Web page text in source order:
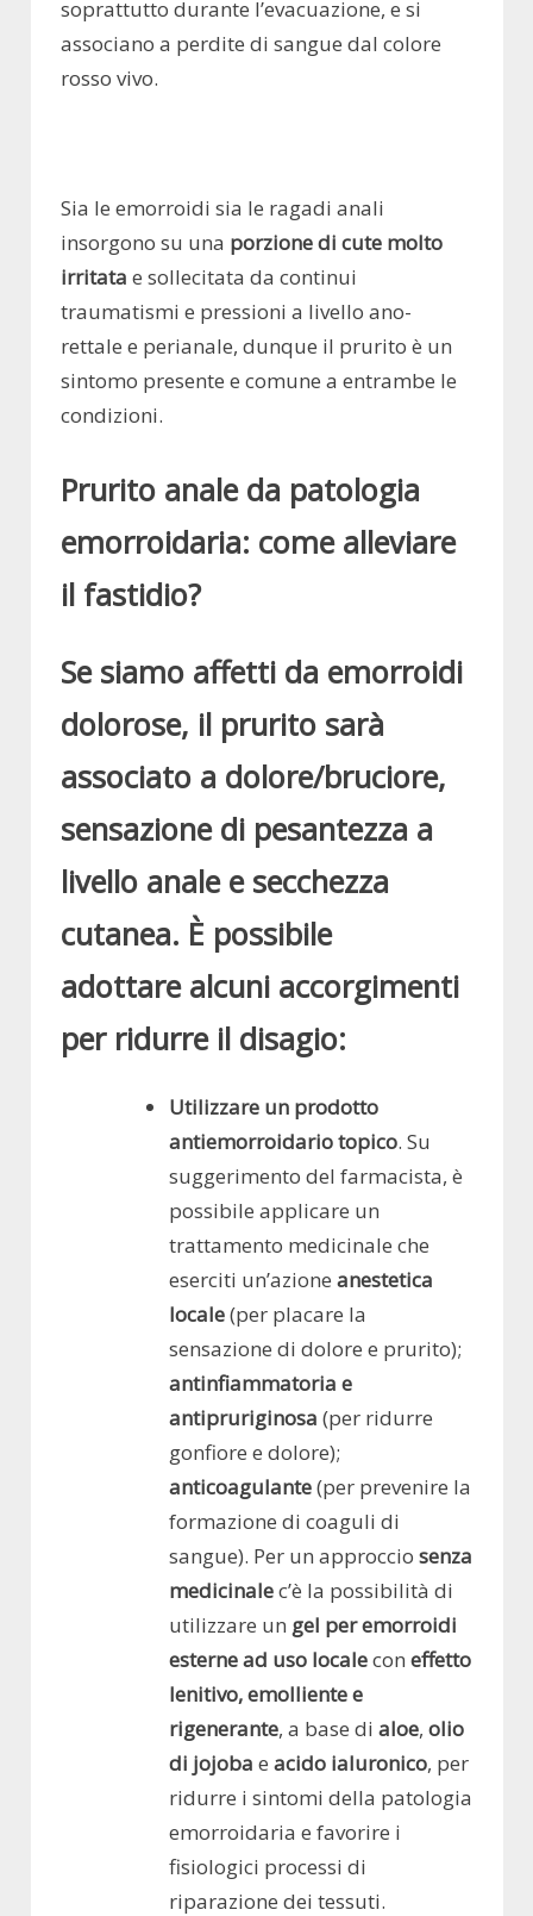
soprattutto durante l’evacuazione, e si
associano a perdite di sangue dal colore
rosso vivo.
Sia le emorroidi sia le ragadi anali
insorgono su una porzione di cute molto
irritata e sollecitata da continui
traumatismi e pressioni a livello ano-
rettale e perianale, dunque il prurito è un
sintomo presente e comune a entrambe le
condizioni.
Prurito anale da patologia
emorroidaria: come alleviare
il fastidio?
Se siamo affetti da emorroidi
dolorose, il prurito sarà
associato a dolore/bruciore,
sensazione di pesantezza a
livello anale e secchezza
cutanea. È possibile
adottare alcuni accorgimenti
per ridurre il disagio:
Utilizzare un prodotto
antiemorroidario topico. Su
suggerimento del farmacista, è
possibile applicare un
trattamento medicinale che
eserciti un’azione anestetica
locale(per placare la
sensazione di dolore e prurito);
antinfiammatoria e
antipruriginosa (per ridurre
gonfiore e dolore);
anticoagulante(per prevenire la
formazione di coaguli di
sangue). Per un approccio senza
medicinalec’è la possibilità di
utilizzare un gel per emorroidi
esterne ad uso localecon effetto
lenitivo, emolliente e
rigenerante, a base di aloe, olio
di jojoba e acido ialuronico, per
ridurre i sintomi della patologia
emorroidaria e favorire i
fisiologici processi di
riparazione dei tessuti.